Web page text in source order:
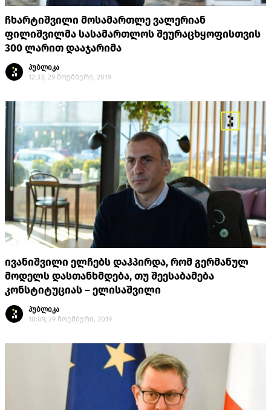
ჩხარტიშვილი მოსამართლე ვალერიან
ფილიშვილმა სასამართლოს შეურაცხყოფისთვის
300 ლარით დააჯარიმა
პუბლიკა
12:33, 29 ნოემბერი, 2019
ივანიშვილი ელჩებს დაჰპირდა, რომ გერმანულ
მოდელს დასთანხმდება, თუ შეესაბამება
კონსტიტუციას – ელისაშვილი
პუბლიკა
10:09, 29 ნოემბერი, 2019